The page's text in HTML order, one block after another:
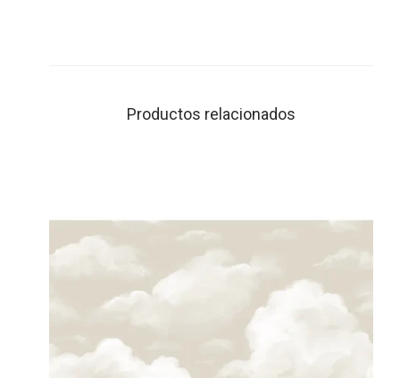
Productos relacionados